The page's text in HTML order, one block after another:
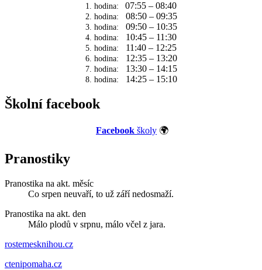
1. hodina: 07:55 – 08:40
2. hodina: 08:50 – 09:35
3. hodina: 09:50 – 10:35
4. hodina: 10:45 – 11:30
5. hodina: 11:40 – 12:25
6. hodina: 12:35 – 13:20
7. hodina: 13:30 – 14:15
8. hodina: 14:25 – 15:10
Školní facebook
Facebook školy 🌍
Pranostiky
Pranostika na akt. měsíc
Co srpen neuvaří, to už září nedosmaží.
Pranostika na akt. den
Málo plodů v srpnu, málo včel z jara.
rostemesknihou.cz
ctenipomaha.cz